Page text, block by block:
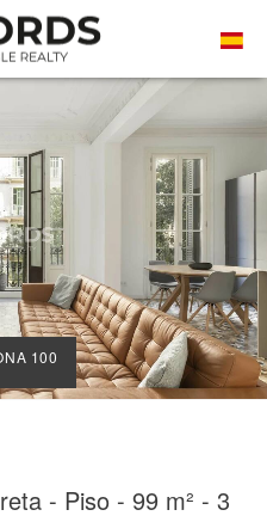
BARCELONA
100
- Piso - 99 m² - 3